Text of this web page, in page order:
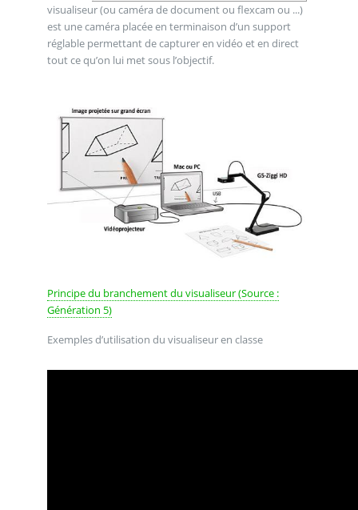
visualiseur (ou caméra de document ou flexcam ou ...)
est une caméra placée en terminaison d’un support
réglable permettant de capturer en vidéo et en direct
tout ce qu’on lui met sous l’objectif.
Principe du branchement du visualiseur (Source :
Génération 5)
Exemples d’utilisation du visualiseur en classe